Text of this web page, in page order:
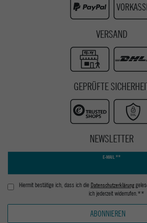
VERSAND
GEPRÜFTE
NEWSLETTER
E-MAIL **
Hiermit bestätige ich, dass ich die Daten­schutz­erklärung
ich jederzeit widerrufen.**
ABONNIEREN